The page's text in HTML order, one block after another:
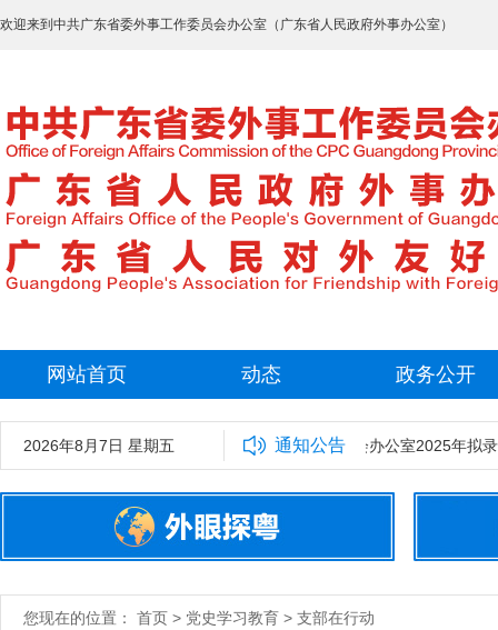
欢迎来到中共广东省委外事工作委员会办公室（广东省人民政府外事办公室）
网站首页 动态 政务公开
2026年8月7日 星期五 通知公告
中共广东省委外事工作委员会办公室2025年拟录
您现在的位置： 首页 > 党史学习教育 > 支部在行动